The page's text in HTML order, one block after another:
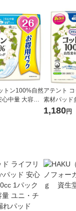
トン100%自然
中量 大容量2
ック（26枚
アテント
素材パッド
容量24枚
1,180円